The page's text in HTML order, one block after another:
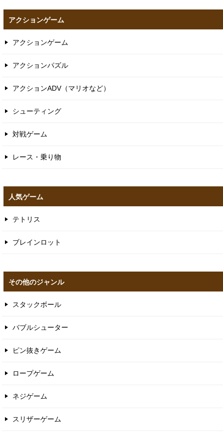
アクションゲーム
アクションゲーム
アクションパズル
アクションADV（マリオなど）
シューティング
対戦ゲーム
レース・乗り物
人気ゲーム
テトリス
ブレインロット
その他のジャンル
スタックボール
バブルシューター
ピン抜きゲーム
ロープゲーム
ネジゲーム
スリザーゲーム